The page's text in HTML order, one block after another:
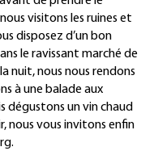
visitons les ruines et
disposez d’un bon
le ravissant marché de
nuit, nous nous rendons
à une balade aux
dégustons un vin chaud
nous vous invitons enfin